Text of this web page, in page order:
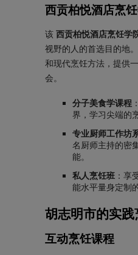
西贡柏悦酒店烹
该 西贡柏悦酒店烹饪学
视野的人的首选目的地
和现代烹饪方法，提供
会。
分子美食学课程
界，学习尖端的
专业厨师工作坊
名厨师主持的密
能。
私人烹饪班 ：享
能水平量身定制
胡志明市的实
互动烹饪课程